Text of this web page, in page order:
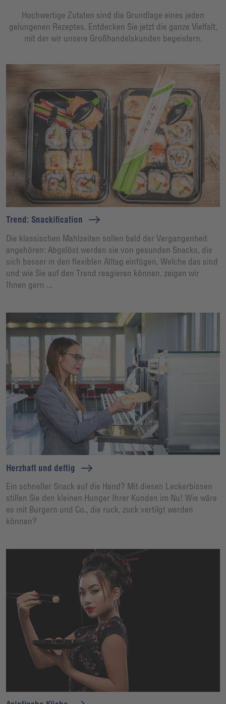
Hochwertige Zutaten sind die Grundlage eines jeden
gelungenen Rezeptes. Entdecken Sie jetzt die ganze Vielfalt,
mit der wir unsere Großhandelskunden begeistern.
Trend: Snackification
Die klassischen Mahlzeiten sollen bald der Vergangenheit
angehören: Abgelöst werden sie von gesunden Snacks, die
sich besser in den flexiblen Alltag einfügen. Welche das sind
und wie Sie auf den Trend reagieren können, zeigen wir
Ihnen gern ...
Herzhaft und deftig
Ein schneller Snack auf die Hand? Mit diesen Leckerbissen
stillen Sie den kleinen Hunger Ihrer Kunden im Nu! Wie wäre
es mit Burgern und Co., die ruck, zuck vertilgt werden
können?